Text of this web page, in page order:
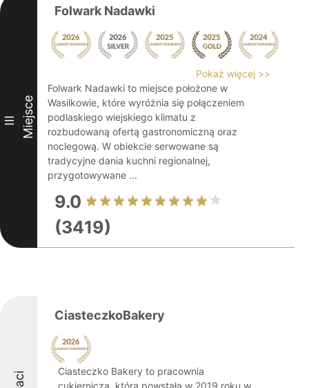
III Miejsce
Folwark Nadawki
Pokaż więcej >>
Folwark Nadawki to miejsce położone w
Wasilkowie, które wyróżnia się połączeniem
podlaskiego wiejskiego klimatu z
rozbudowaną ofertą gastronomiczną oraz
noclegową. W obiekcie serwowane są
tradycyjne dania kuchni regionalnej,
przygotowywane ...
9.0
(3419)
CiasteczkoBakery
Ciasteczko Bakery to pracownia
cukiernicza, która powstała w 2019 roku w